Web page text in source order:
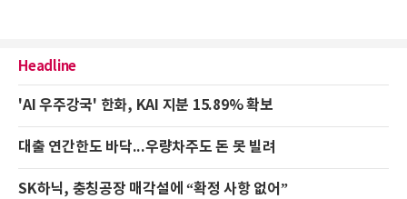
Headline
'AI 우주강국' 한화, KAI 지분 15.89% 확보
대출 연간한도 바닥...우량차주도 돈 못 빌려
SK하닉, 충칭공장 매각설에 “확정 사항 없어”